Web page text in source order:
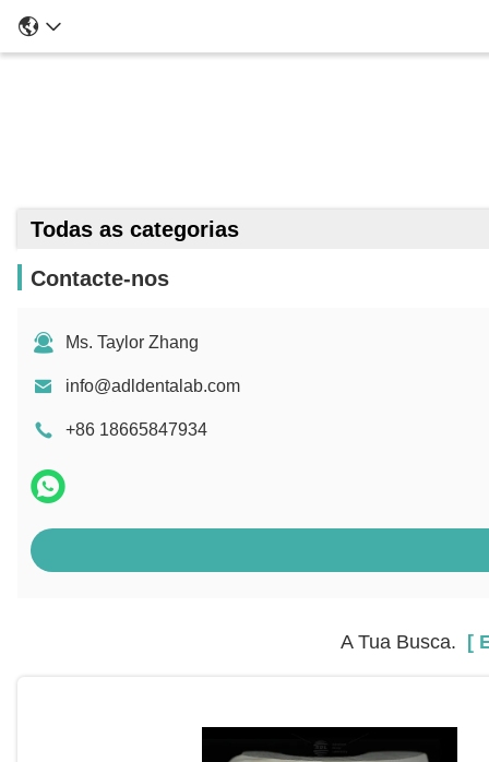
Todas as categorias
Contacte-nos
Ms. Taylor Zhang
info@adldentalab.com
+86 18665847934
A Tua Busca. [